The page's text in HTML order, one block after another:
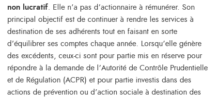
non lucratif. Elle n’a pas d’actionnaire à rémunérer. Son
principal objectif est de continuer à rendre les services à
destination de ses adhérents tout en faisant en sorte
d’équilibrer ses comptes chaque année. Lorsqu’elle génère
des excédents, ceux-ci sont pour partie mis en réserve pour
répondre à la demande de l’Autorité de Contrôle Prudentielle
et de Régulation (ACPR) et pour partie investis dans des
actions de prévention ou d’action sociale à destination des